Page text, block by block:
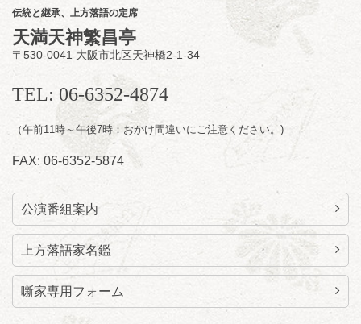
購入はこちらをクリック
8月11日（火）
昼席：番組案内
桂九寿玉／桂弥太郎／桂かい枝※／けんたと
ももえ（音曲漫才）※／笑福亭三喬／桂米平
～仲入～桂咲之輔／林家染団治／キタノ大地
（マジック）／笑福亭松枝（※…配信はござ
★菟道亭 配信あり
伝統と継承、上方落語の定席
天満天神繁昌亭
〒530-0041 大阪市北区天神橋2-1-34
TEL: 06-6352-4874
（午前11時～午後7時：おかけ間違いにご注意ください。)
FAX: 06-6352-5874
公演番組案内
上方落語家名鑑
噺家専用フォーム